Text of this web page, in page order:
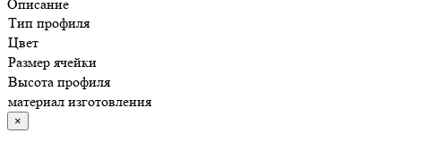
Описание
Тип профиля
Цвет
Размер ячейки
Высота профиля
материал изготовления
×